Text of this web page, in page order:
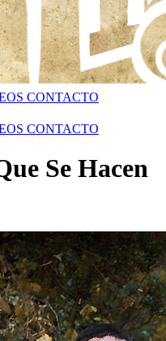
CONTACTO
CONTACTO
Se Hacen